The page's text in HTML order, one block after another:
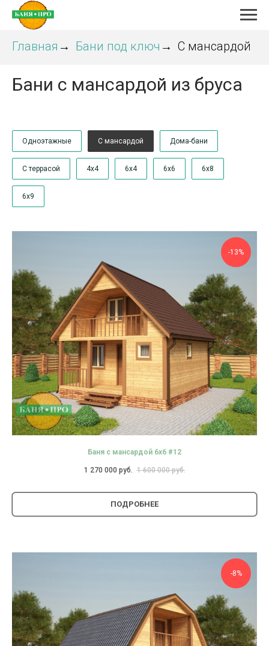
Главная → Бани под ключ → С мансардой
Бани с мансардой из бруса
Одноэтажные С мансардой Дома-бани
С террасой 4х4 6х4 6х6 6х8
6х9
-13%
Баня с мансардой 6х6 #12
1 270 000 руб. 1 600 000 руб.
ПОДРОБНЕЕ
-8%